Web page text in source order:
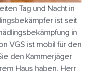
Tag und Nacht in
ist seit
in
VGS ist mobil für den
den Kammerjäger
Haus haben. Herr